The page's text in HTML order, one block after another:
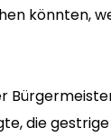
könnten,
die